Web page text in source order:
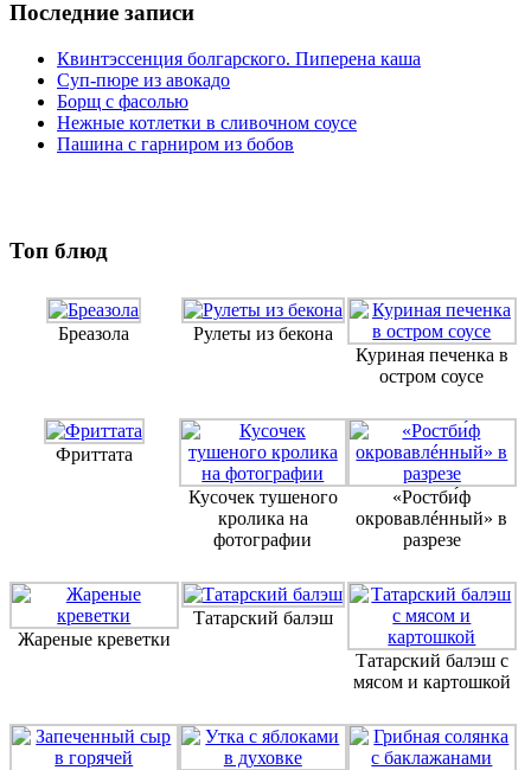
Последние записи
Квинтэссенция болгарского. Пиперена каша
Суп-пюре из авокадо
Борщ с фасолью
Нежные котлетки в сливочном соусе
Пашина с гарниром из бобов
Топ блюд
Бреазола
Рулеты из бекона
Куриная печенка в
остром соусе
Фриттата
Кусочек тушеного
кролика на
фотографии
«Ростби́ф
окровавлéнный» в
разрезе
Жареные креветки
Татарский балэш
Татарский балэш с
мясом и картошкой